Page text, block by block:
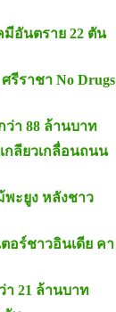
มีอันตราย 22 ตัน
รีราชา No Drugs
า 88 ล้านบาท
ลียวเกลื่อนถนน
ะยูง หลังชาว
อร์ชาวอินเดีย คา
21 ล้านบาท